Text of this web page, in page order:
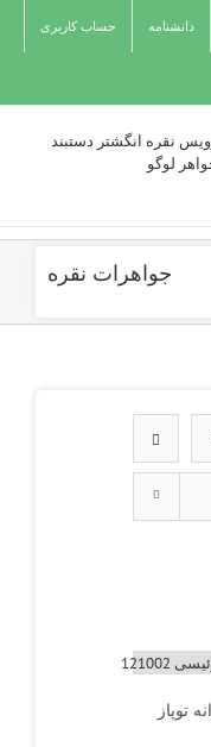
دانشنامه حساب کاربری
جواهرات نقره
توپاز